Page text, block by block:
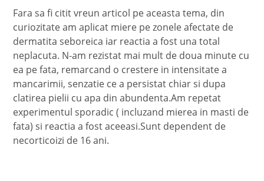
Fara sa fi citit vreun articol pe aceasta tema, din
curiozitate am aplicat miere pe zonele afectate de
dermatita seboreica iar reactia a fost una total
neplacuta. N-am rezistat mai mult de doua minute cu
ea pe fata, remarcand o crestere in intensitate a
mancarimii, senzatie ce a persistat chiar si dupa
clatirea pielii cu apa din abundenta.Am repetat
experimentul sporadic ( incluzand mierea in masti de
fata) si reactia a fost aceeasi.Sunt dependent de
necorticoizi de 16 ani.